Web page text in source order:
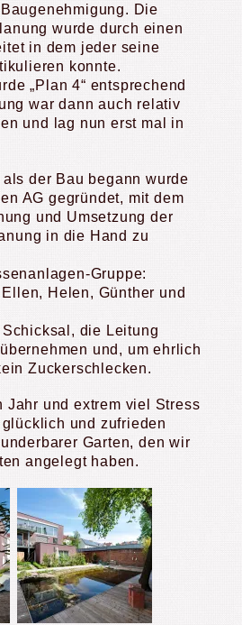
Die
wurde durch einen
in dem jeder seine
konnte.
„Plan 4“ entsprechend
war dann auch relativ
und lag nun erst mal in
als der Bau begann wurde
AG gegründet, mit dem
und Umsetzung der
in die Hand zu
Gruppe:
Helen, Günther und
die Leitung
und, um ehrlich
Zuckerschlecken.
Jahr und extrem viel Stress
und zufrieden
Garten, den wir
angelegt haben.